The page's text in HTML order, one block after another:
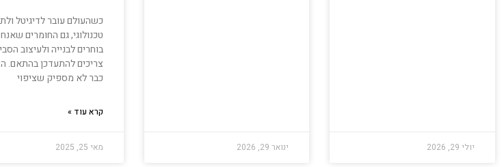
יולי 29, 2026 ינואר 29, 2026
כשהעולם עובר לדיגיטל
טכנולוגי, גם החומרים
בוחרים לבנייה ולעיצוב
צריכים להתעדכן בהתאם.
כבר לא מספיק שציפוי
קרא עוד »
מאי 25, 2025